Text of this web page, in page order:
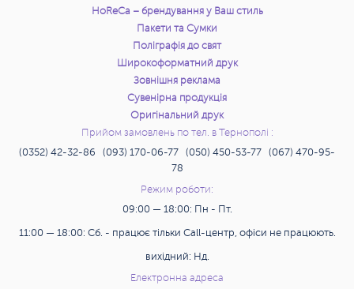
HoReCa – брендування у Ваш стиль
Пакети та Сумки
Поліграфія до свят
Широкоформатний друк
Зовнішня реклама
Сувенірна продукція
Оригінальний друк
Прийом замовлень по тел. в Тернополі :
(0352) 42-32-86 (093) 170-06-77 (050) 450-53-77 (067) 470-95-
78
Режим роботи:
09:00 — 18:00: Пн - Пт.
11:00 — 18:00: Сб. - працює тільки Call-центр, офіси не працюють.
вихідний: Нд.
Електронна адреса